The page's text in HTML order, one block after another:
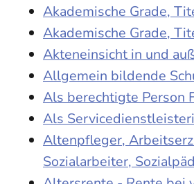
Akademische Grade,
Akademische Grade,
Akteneinsicht in und
Allgemein bildende
Als berechtigte Person
Als
Altenpfleger,
Sozialarbeiter,